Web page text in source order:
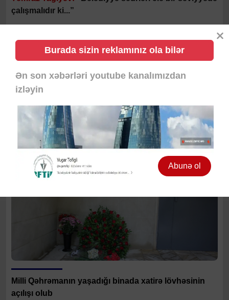
Burada sizin reklamınız ola bilər
Ən son xəbərləri youtube kanalımızdan
izləyin
Abunə ol
çalışmalıdır ki...”
03-06-2026
1 15
Milli Qəhrəmanın yaşadığı binada xatirə lövhəsinin
açılışı olub